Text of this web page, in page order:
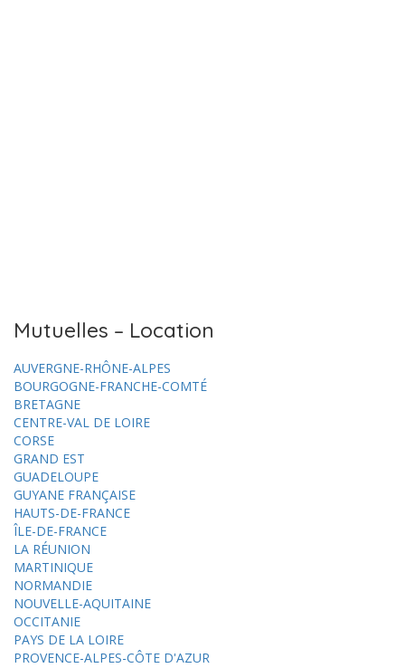
Mutuelles – Location
AUVERGNE-RHÔNE-ALPES
BOURGOGNE-FRANCHE-COMTÉ
BRETAGNE
CENTRE-VAL DE LOIRE
CORSE
GRAND EST
GUADELOUPE
GUYANE FRANÇAISE
HAUTS-DE-FRANCE
ÎLE-DE-FRANCE
LA RÉUNION
MARTINIQUE
NORMANDIE
NOUVELLE-AQUITAINE
OCCITANIE
PAYS DE LA LOIRE
PROVENCE-ALPES-CÔTE D'AZUR